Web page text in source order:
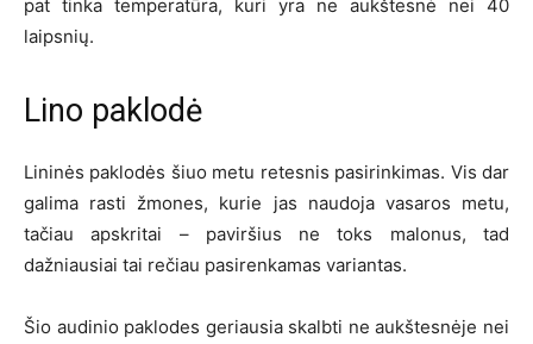
pat tinka temperatūra, kuri yra ne aukštesnė nei 40
laipsnių.
Lino paklodė
Lininės paklodės šiuo metu retesnis pasirinkimas. Vis dar
galima rasti žmones, kurie jas naudoja vasaros metu,
tačiau apskritai – paviršius ne toks malonus, tad
dažniausiai tai rečiau pasirenkamas variantas.
Šio audinio paklodes geriausia skalbti ne aukštesnėje nei